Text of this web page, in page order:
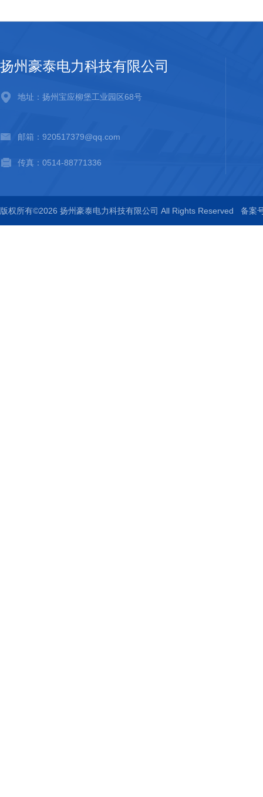
扬州豪泰电力科技有限公司
地址：扬州宝应柳堡工业园区68号
邮箱：920517379@qq.com
传真：0514-88771336
版权所有©2026 扬州豪泰电力科技有限公司 All Rights Reserved 备案